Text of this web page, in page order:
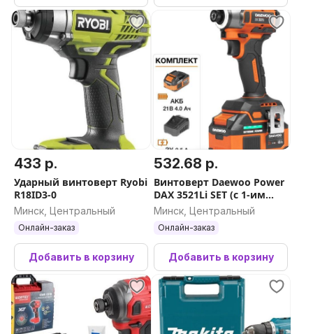
433 р.
Ударный винтоверт Ryobi
R18ID3-0
Минск, Центральный
Онлайн-заказ
Добавить в корзину
532.68 р.
Винтоверт Daewoo Power
DAX 3521Li SET (с 1-им
АКБ, кейс)
Минск, Центральный
Онлайн-заказ
Добавить в корзину